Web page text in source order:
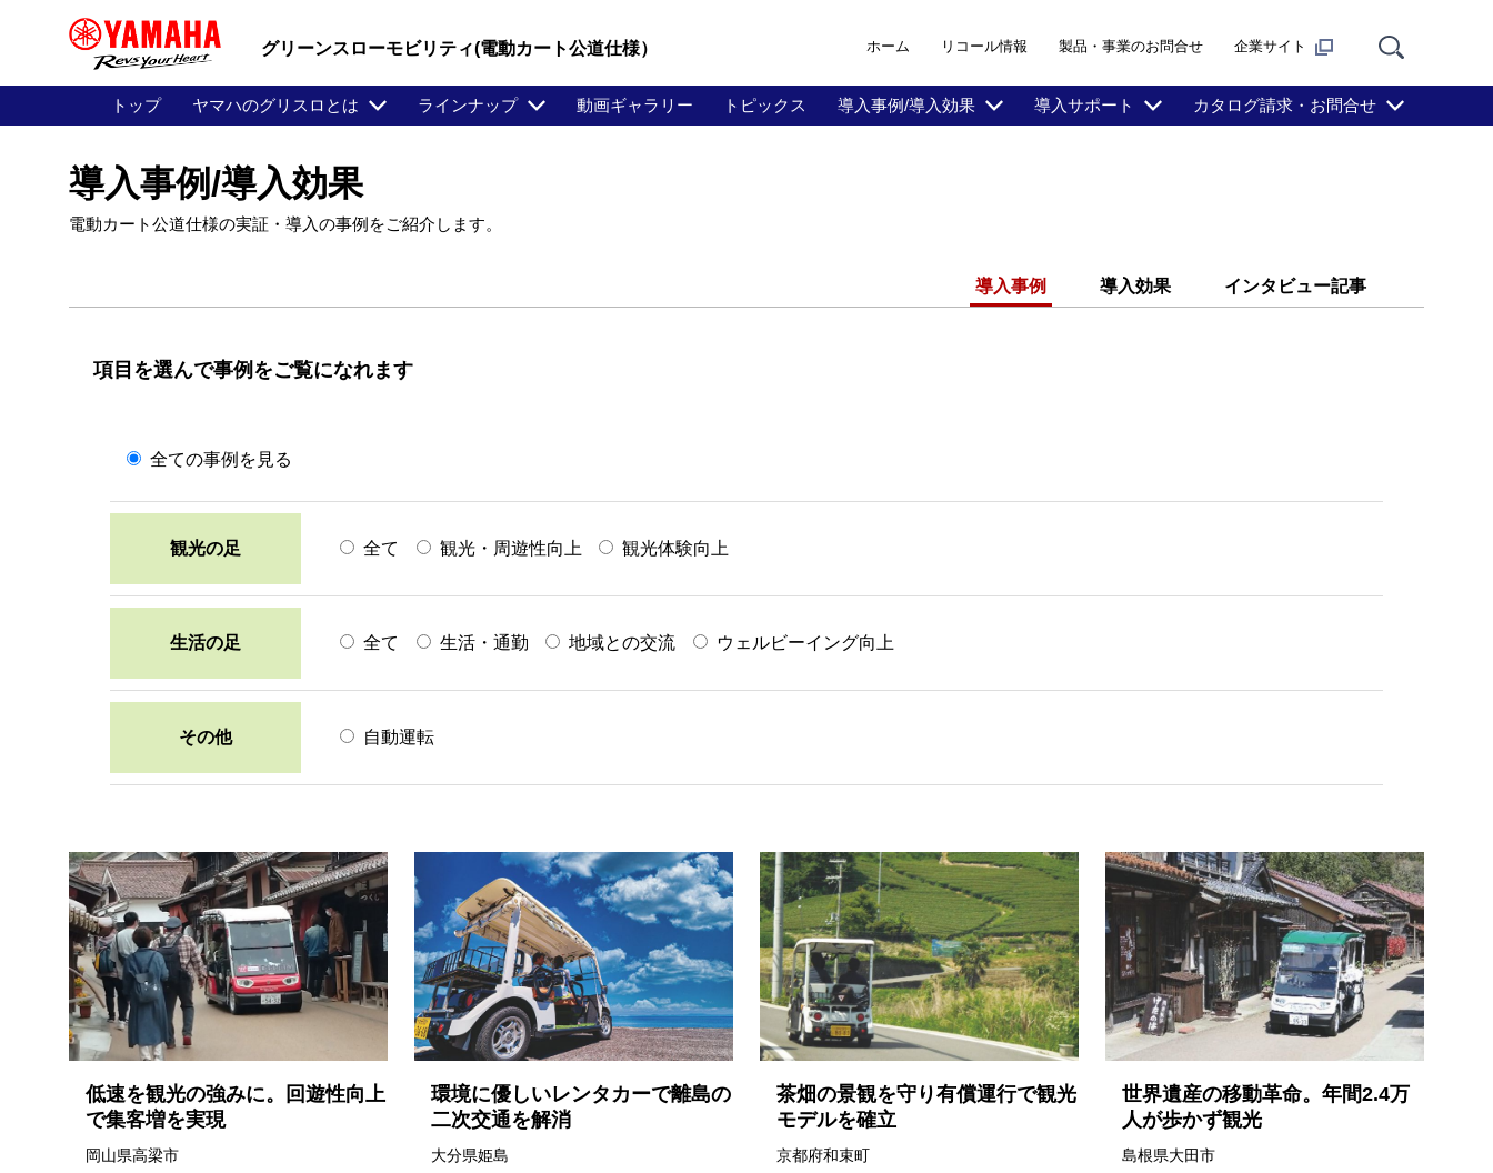
グリーンスローモビリティ(電動カート公道仕様） ホーム リコール情報 製品・事業のお問合せ 企業サイト
トップ ヤマハのグリスロとは ラインナップ 動画ギャラリー トピックス 導入事例/導入効果 導入サポート カタログ請求・お問合せ
導入事例/導入効果
電動カート公道仕様の実証・導入の事例をご紹介します。
導入事例 導入効果 インタビュー記事
項目を選んで事例をご覧になれます
全ての事例を見る
観光の足 全て 観光・周遊性向上 観光体験向上
生活の足 全て 生活・通勤 地域との交流 ウェルビーイング向上
その他 自動運転
低速を観光の強みに。回遊性向上
で集客増を実現
岡山県高梁市
環境に優しいレンタカーで離島の
二次交通を解消
大分県姫島
茶畑の景観を守り有償運行で観光
モデルを確立
京都府和束町
世界遺産の移動革命。年間2.4万
人が歩かず観光
島根県大田市